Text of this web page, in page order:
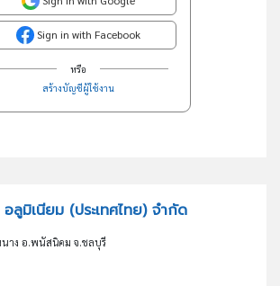
Sign in with Facebook
หรือ
สร้างบัญชีผู้ใช้งาน
ลูมิเนียม (ประเทศไทย) จำกัด
าง อ.พนัสนิคม จ.ชลบุรี